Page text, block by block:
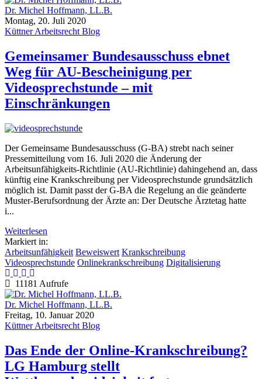
Dr. Michel Hoffmann, LL.B.
Montag, 20. Juli 2020
Küttner Arbeitsrecht Blog
Gemeinsamer Bundesausschuss ebnet
Weg für AU-Bescheinigung per
Videosprechstunde – mit
Einschränkungen
Der Gemeinsame Bundesausschuss (G-BA) strebt nach seiner
Pressemitteilung vom 16. Juli 2020 die Änderung der
Arbeitsunfähigkeits-Richtlinie (AU-Richtlinie) dahingehend an, dass
künftig eine Krankschreibung per Videosprechstunde grundsätzlich
möglich ist. Damit passt der G-BA die Regelung an die geänderte
Muster-Berufsordnung der Ärzte an: Der Deutsche Ärztetag hatte
i...
Weiterlesen
Markiert in:
Arbeitsunfähigkeit Beweiswert Krankschreibung
Videosprechstunde Onlinekrankschreibung Digitalisierung
11181 Aufrufe
Dr. Michel Hoffmann, LL.B.
Freitag, 10. Januar 2020
Küttner Arbeitsrecht Blog
Das Ende der Online-Krankschreibung?
LG Hamburg stellt